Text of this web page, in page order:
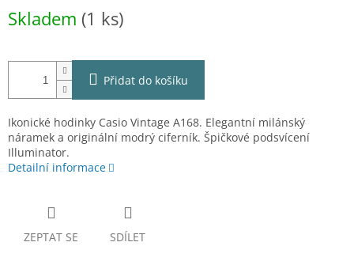
cena:
Skladem (1 ks)
Přidat do košíku
Ikonické hodinky Casio Vintage A168. Elegantní milánský
náramek a originální modrý ciferník. Špičkové podsvícení
Illuminator.
Detailní informace
ZEPTAT SE SDÍLET